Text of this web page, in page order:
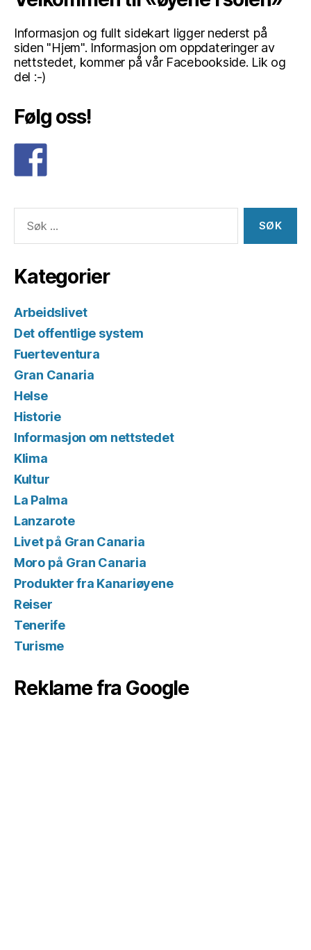
Informasjon og fullt sidekart ligger nederst på
siden "Hjem". Informasjon om oppdateringer av
nettstedet, kommer på vår Facebookside. Lik og
del :-)
Følg oss!
etter:
Kategorier
Arbeidslivet
Det offentlige system
Fuerteventura
Gran Canaria
Helse
Historie
Informasjon om nettstedet
Klima
Kultur
La Palma
Lanzarote
Livet på Gran Canaria
Moro på Gran Canaria
Produkter fra Kanariøyene
Reiser
Tenerife
Turisme
Reklame fra Google